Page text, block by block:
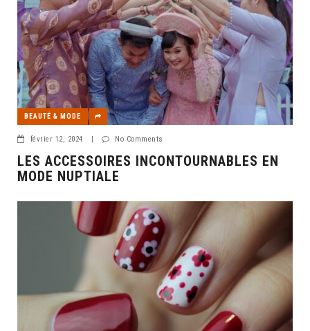
BEAUTÉ & MODE
février 12, 2024 No Comments
LES ACCESSOIRES INCONTOURNABLES EN
MODE NUPTIALE